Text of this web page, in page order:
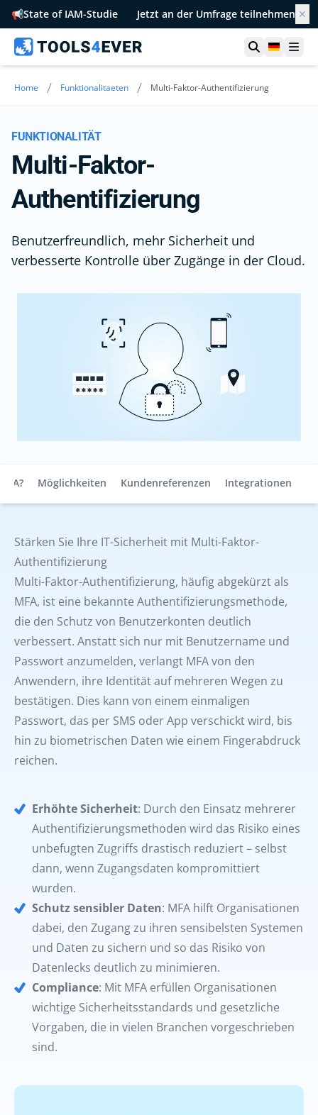
📢State of IAM-Studie Jetzt an der Umfrage teilnehmen ✕
Suche
Home / Funktionalitaeten / Multi-Faktor-Authentifizierung
FUNKTIONALITÄT
Multi-Faktor-
Authentifizierung
Benutzerfreundlich, mehr Sicherheit und
verbesserte Kontrolle über Zugänge in der Cloud.
Möglichkeiten Kundenreferenzen Integrationen
Stärken Sie Ihre IT-Sicherheit mit Multi-Faktor-
Authentifizierung
Multi-Faktor-Authentifizierung, häufig abgekürzt als
MFA, ist eine bekannte Authentifizierungsmethode,
die den Schutz von Benutzerkonten deutlich
verbessert. Anstatt sich nur mit Benutzername und
Passwort anzumelden, verlangt MFA von den
Anwendern, ihre Identität auf mehreren Wegen zu
bestätigen. Dies kann von einem einmaligen
Passwort, das per SMS oder App verschickt wird, bis
hin zu biometrischen Daten wie einem Fingerabdruck
reichen.
Erhöhte Sicherheit: Durch den Einsatz mehrerer
Authentifizierungsmethoden wird das Risiko eines
unbefugten Zugriffs drastisch reduziert – selbst
dann, wenn Zugangsdaten kompromittiert
wurden.
Schutz sensibler Daten: MFA hilft Organisationen
dabei, den Zugang zu ihren sensibelsten Systemen
und Daten zu sichern und so das Risiko von
Datenlecks deutlich zu minimieren.
Compliance: Mit MFA erfüllen Organisationen
wichtige Sicherheitsstandards und gesetzliche
Vorgaben, die in vielen Branchen vorgeschrieben
sind.